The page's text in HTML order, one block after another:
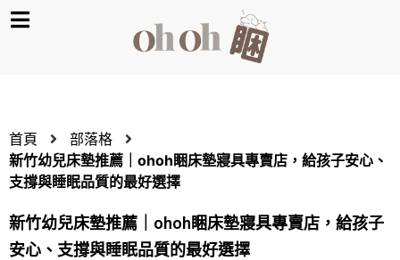
首頁
部落格
新竹幼兒床墊推薦｜ohoh睏床墊寢具專賣店，給孩子安心、
支撐與睡眠品質的最好選擇
新竹幼兒床墊推薦｜ohoh睏床墊寢具專賣店，給孩子
安心、支撐與睡眠品質的最好選擇